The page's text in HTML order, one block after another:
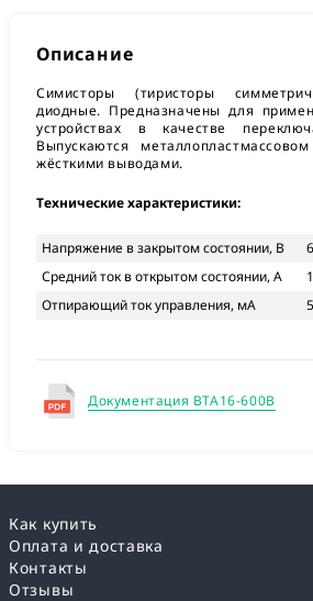
Описание
Симисторы (тиристоры
диодные. Предназначены для
устройствах в качестве
Выпускаются
жёсткими выводами.
Технические характеристики:
Напряжение в закрытом состоянии, В
Средний ток в открытом состоянии, А
Отпирающий ток управления, мА
Документация BTA16-600B
Как купить
Оплата и доставка
Контакты
Отзывы